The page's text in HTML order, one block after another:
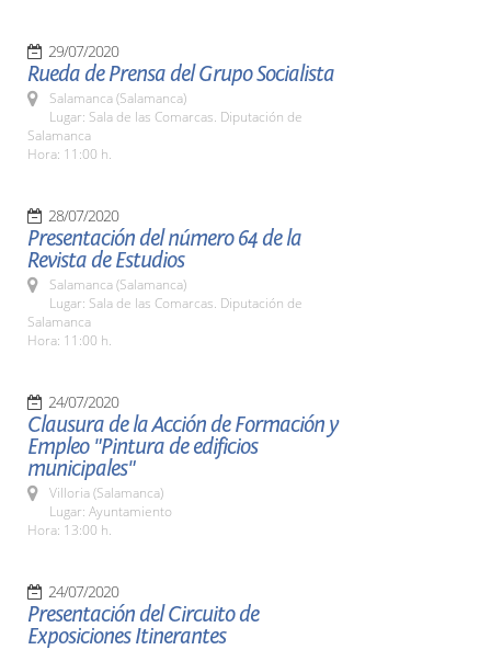
29/07/2020
Rueda de Prensa del Grupo Socialista
Salamanca (Salamanca)
Lugar: Sala de las Comarcas. Diputación de
Salamanca
Hora: 11:00 h.
28/07/2020
Presentación del número 64 de la
Revista de Estudios
Salamanca (Salamanca)
Lugar: Sala de las Comarcas. Diputación de
Salamanca
Hora: 11:00 h.
24/07/2020
Clausura de la Acción de Formación y
Empleo "Pintura de edificios
municipales"
Villoria (Salamanca)
Lugar: Ayuntamiento
Hora: 13:00 h.
24/07/2020
Presentación del Circuito de
Exposiciones Itinerantes